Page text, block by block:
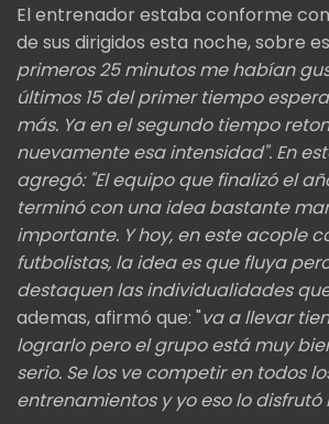
El entrenador estaba conforme
de sus dirigidos esta noche, sobre
primeros 25 minutos me habían
últimos 15 del primer tiempo
más. Ya en el segundo tiempo
nuevamente esa intensidad". En
agregó: "El equipo que finalizó el
terminó con una idea bastante
importante. Y hoy, en este acople
futbolistas, la idea es que fluya
destaquen las individualidades
ademas, afirmó que: "va a llevar
lograrlo pero el grupo está muy
serio. Se los ve competir en todos
entrenamientos y yo eso lo disfrutó